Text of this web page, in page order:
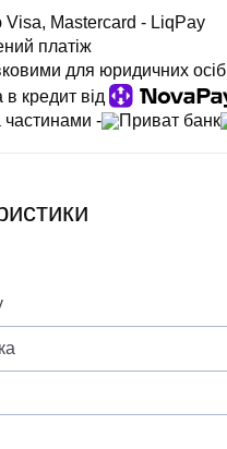
Visa, Mastercard - LiqPay
платіж
для юридичних осіб
в кредит від
частинами -
Приват банк